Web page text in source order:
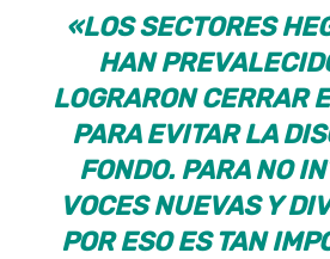
«LOS SECTORES
HAN
LOGRARON CERRAR
PARA EVITAR LA
FONDO. PARA NO
VOCES NUEVAS Y
POR ESO ES TAN